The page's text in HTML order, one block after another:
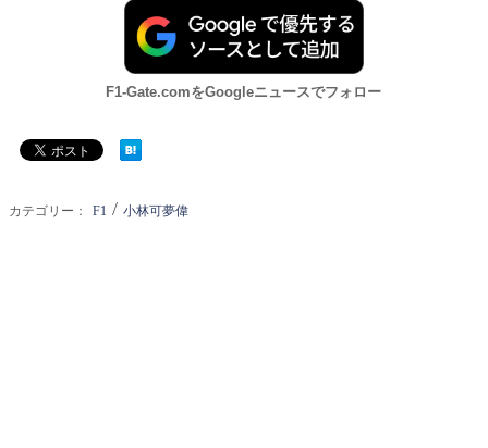
F1-Gate.comをGoogleニュースでフォロー
カテゴリー： F1 / 小林可夢偉